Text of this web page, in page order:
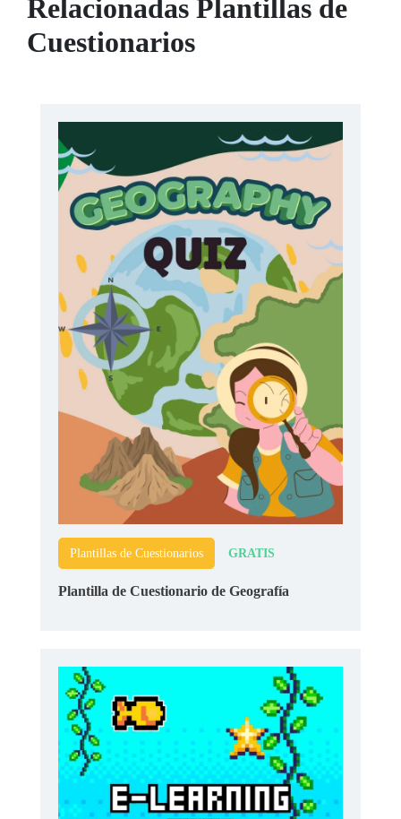
Relacionadas Plantillas de
Cuestionarios
Plantillas de Cuestionarios GRATIS
Plantilla de Cuestionario de Geografía